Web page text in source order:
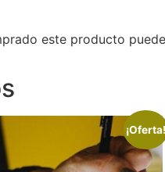
este producto
¡Oferta!